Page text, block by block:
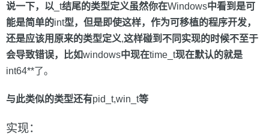
说一下，以 _t结尾的类型定义虽然你在Windows中看到是可
能是简单的int型，但是即使这样，作为可移植的程序开发，
还是应该用原来的类型定义,这样碰到不同实现的时候不至于
会导致错误，比如windows中现在time_t现在默认的就是
int64**了。
与此类似的类型还有pid_t,win_t等
实现：